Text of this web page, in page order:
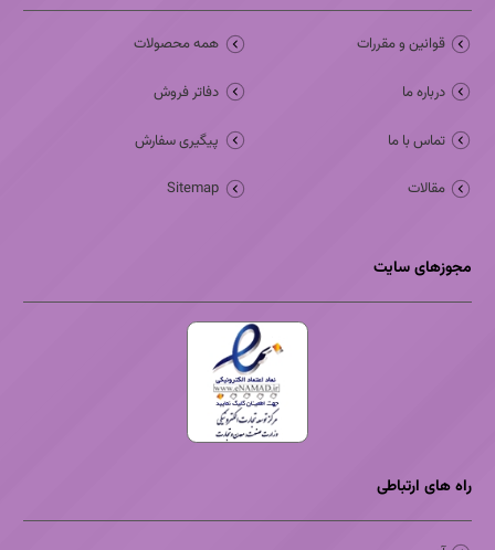
قوانین و مقررات
درباره ما
تماس با ما
مقالات
همه محصولات
دفاتر فروش
پیگیری سفارش
Sitemap
مجوزهای سایت
راه های ارتباطی